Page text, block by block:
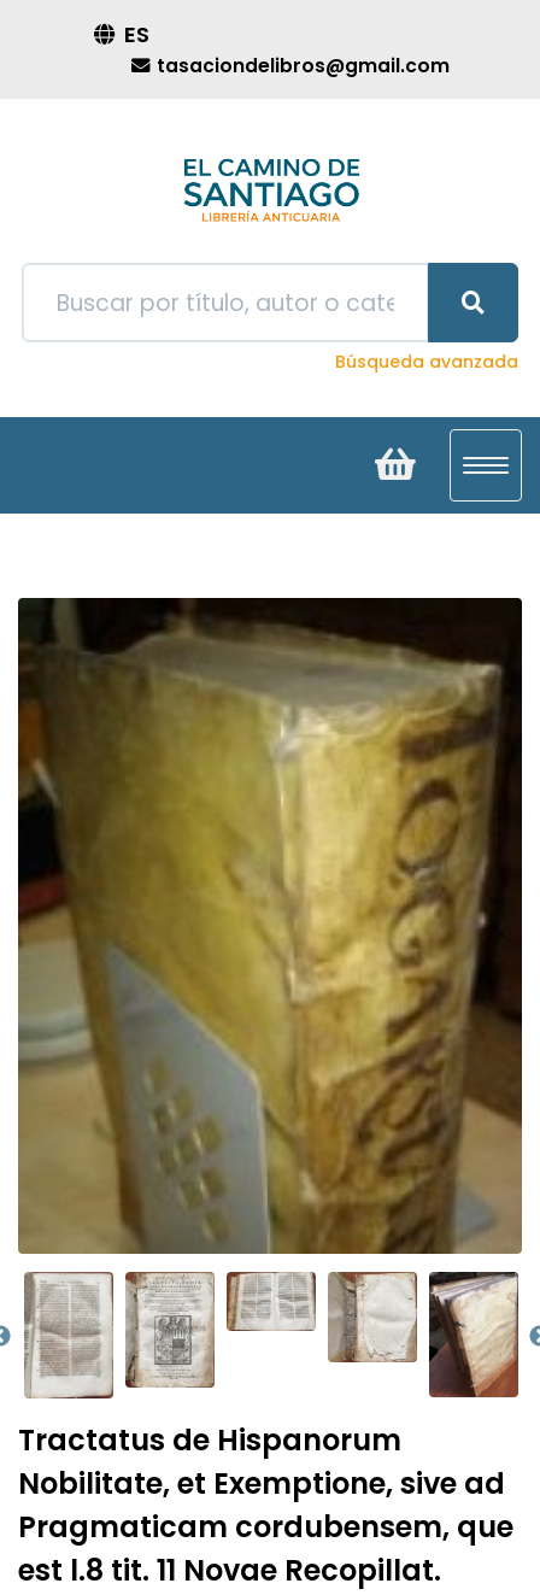
ES
tasaciondelibros@gmail.com
Búsqueda avanzada
Tractatus de Hispanorum
Nobilitate, et Exemptione, sive ad
Pragmaticam cordubensem, que
est l.8 tit. 11 Novae Recopillat.